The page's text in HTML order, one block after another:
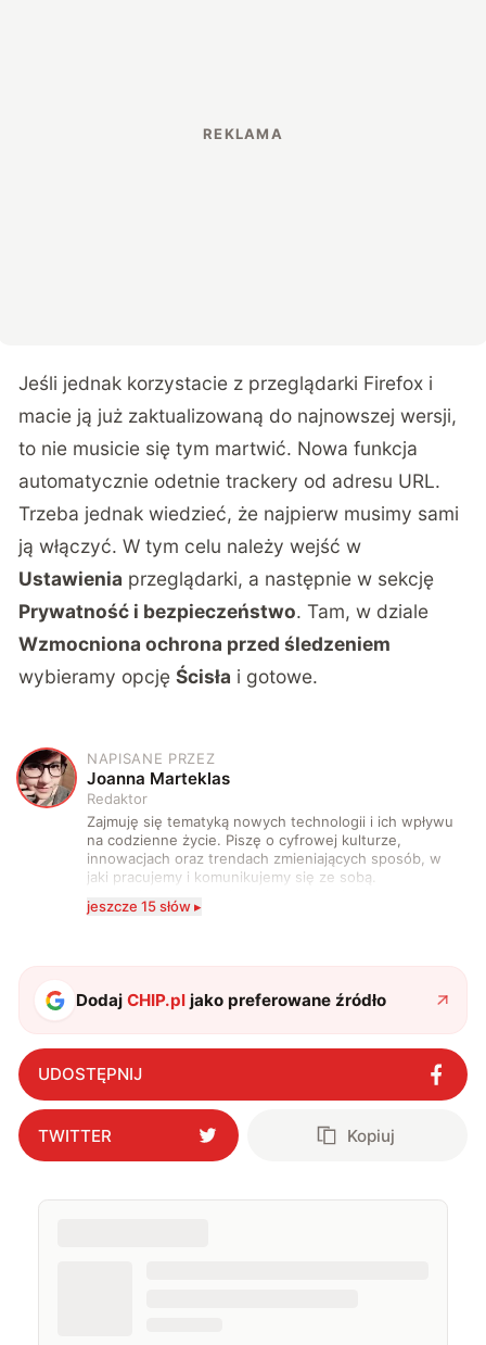
Jeśli jednak korzystacie z przeglądarki Firefox i
macie ją już zaktualizowaną do najnowszej wersji,
to nie musicie się tym martwić. Nowa funkcja
automatycznie odetnie trackery od adresu URL.
Trzeba jednak wiedzieć, że najpierw musimy sami
ją włączyć. W tym celu należy wejść w
Ustawienia przeglądarki, a następnie w sekcję
Prywatność i bezpieczeństwo. Tam, w dziale
Wzmocniona ochrona przed śledzeniem
wybieramy opcjęŚcisła i gotowe.
J
NAPISANE PRZEZ
Joanna Marteklas
Redaktor
Zajmuję się tematyką nowych technologii i ich wpływu
na codzienne życie. Piszę o cyfrowej kulturze,
innowacjach oraz trendach zmieniających sposób, w
jaki pracujemy i komunikujemy się ze sobą.
technologii a współczesną popkulturą. W wolnych
jeszcze 15 słów ▸
DodajCHIP.pl jako preferowane źródło
UDOSTĘPNIJ
TWITTER Kopiuj